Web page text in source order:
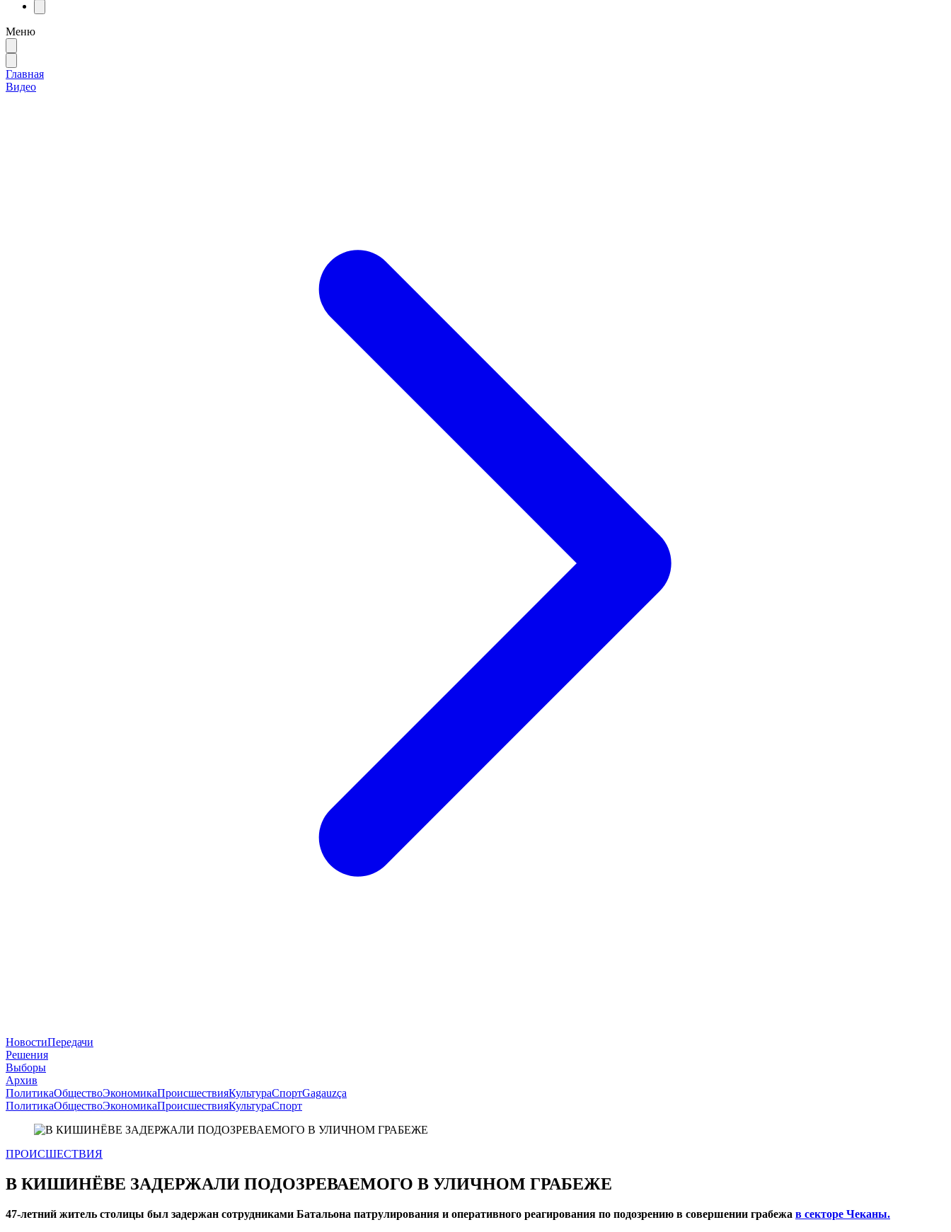
Меню
Главная
Видео
НовостиПередачи
Решения
Выборы
Архив
ПолитикаОбществоЭкономикаПроисшествияКультураСпортGagauzça
ПолитикаОбществоЭкономикаПроисшествияКультураСпорт
ПРОИСШЕСТВИЯ
В КИШИНЁВЕ ЗАДЕРЖАЛИ ПОДОЗРЕВАЕМОГО В УЛИЧНОМ ГРАБЕЖЕ
47-летний житель столицы был задержан сотрудниками Батальона патрулирования и оперативного реагирования по подозрению в совершении грабежа в секторе Чеканы.